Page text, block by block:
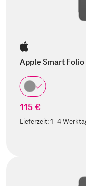
Apple Smart Folio
115 €
Lieferzeit:1-4